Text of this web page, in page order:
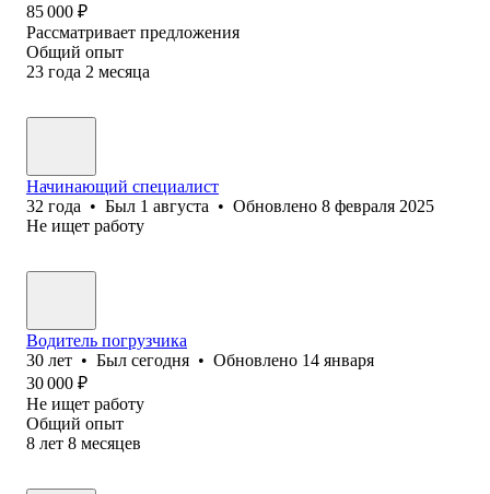
85 000 ₽
Рассматривает предложения
Общий опыт
23 года 2 месяца
Начинающий специалист
32 года • Был 1 августа • Обновлено 8 февраля 2025
Не ищет работу
Водитель погрузчика
30 лет • Был сегодня • Обновлено 14 января
30 000 ₽
Не ищет работу
Общий опыт
8 лет 8 месяцев